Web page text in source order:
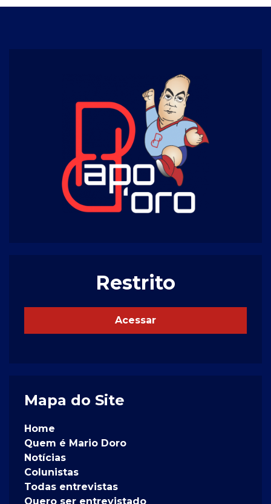
Restrito
Acessar
Mapa do Site
Home
Quem é Mario Doro
Notícias
Colunistas
Todas entrevistas
Quero ser entrevistado